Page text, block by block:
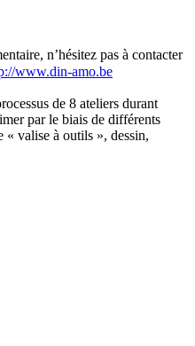
n’hésitez pas à contacter
www.din-amo.be
de 8 ateliers durant
par le biais de différents
« valise à outils », dessin,